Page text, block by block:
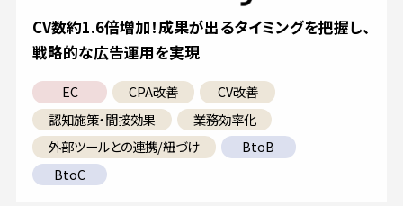
CV数約1.6倍増加！成果が出るタイミングを把握し、
戦略的な広告運用を実現
EC CPA改善
CV改善
認知施策・間接効果
業務効率化
外部ツールとの連携/紐づけ
BtoB
BtoC